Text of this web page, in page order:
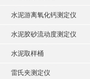
水泥游离氧化钙测定仪
水泥胶砂流动度测定仪
水泥取样桶
雷氏夹测定仪